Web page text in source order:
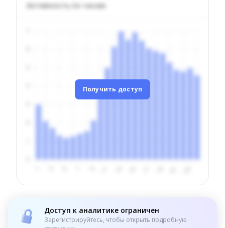
Активность по часам
Получить доступ
Доступ к аналитике ограничен
Зарегистрируйтесь, чтобы открыть подробную